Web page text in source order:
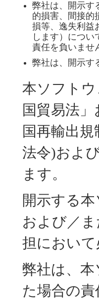
弊社は、開示す
的損害、間接的
損等、逸失利益
します）につ
責任を負いませ
弊社は、開示す
本ソフト
国貿易法
国再輸出規
法令)およ
ます。
開示する
および／
担におい
弊社は、
た場合の